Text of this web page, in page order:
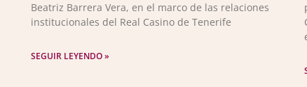
Beatriz Barrera Vera, en el marco de las relaciones
institucionales del Real Casino de Tenerife
SEGUIR LEYENDO »